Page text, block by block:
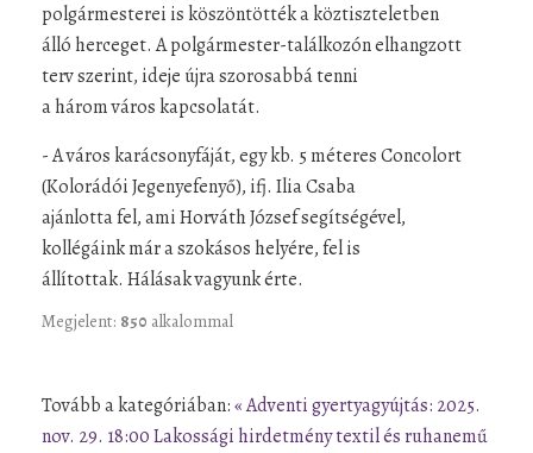
polgármesterei is köszöntötték a köztiszteletben
álló herceget. A polgármester-találkozón elhangzott
terv szerint, ideje újra szorosabbá tenni
a három város kapcsolatát.
- A város karácsonyfáját, egy kb. 5 méteres Concolort
(Kolorádói Jegenyefenyő), ifj. Ilia Csaba
ajánlotta fel, ami Horváth József segítségével,
kollégáink már a szokásos helyére, fel is
állítottak. Hálásak vagyunk érte.
Megjelent: 850 alkalommal
Tovább a kategóriában:« Adventi gyertyagyújtás: 2025.
nov. 29. 18:00Lakossági hirdetmény textil és ruhanemű